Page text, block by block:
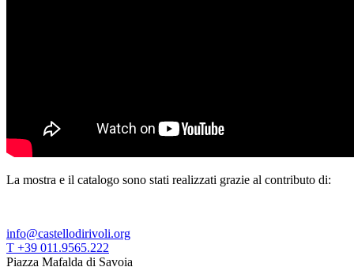
La mostra e il catalogo sono stati realizzati grazie al contributo di:
info@castellodirivoli.org
T +39 011.9565.222
Piazza Mafalda di Savoia